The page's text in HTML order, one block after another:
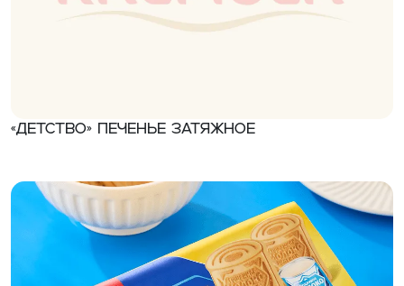
«Детство» Печенье затяжное